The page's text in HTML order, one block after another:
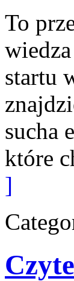
To
startu
sucha
które
]